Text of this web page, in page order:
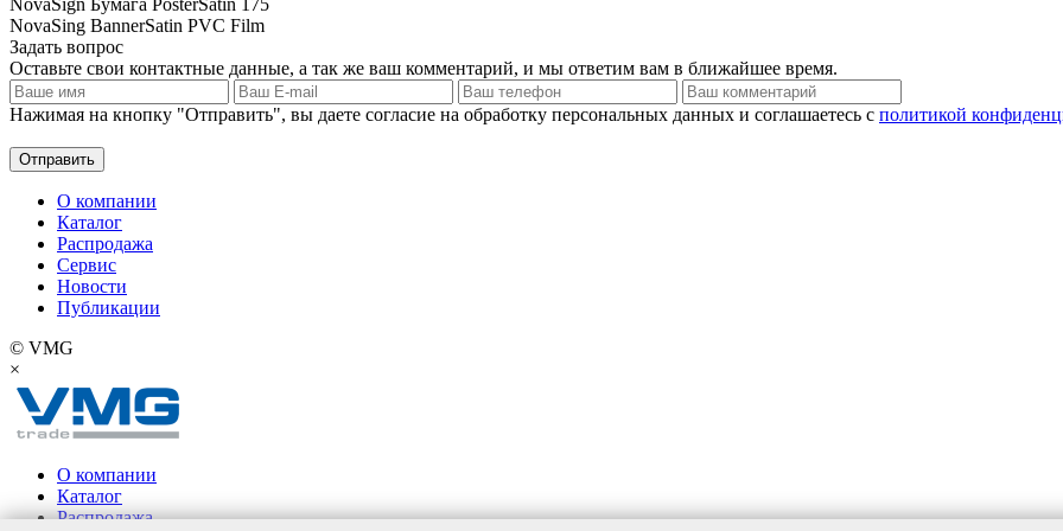
NovaSing BannerSatin PVC Film
Задать вопрос
Оставьте свои контактные данные, а так же ваш комментарий, и мы ответим вам в ближайшее время.
Нажимая на кнопку "Отправить", вы даете согласие на обработку персональных данных и соглашаетесь c политикой
О компании
Каталог
Распродажа
Сервис
Новости
Публикации
© VMG
×
О компании
Каталог
Распродажа